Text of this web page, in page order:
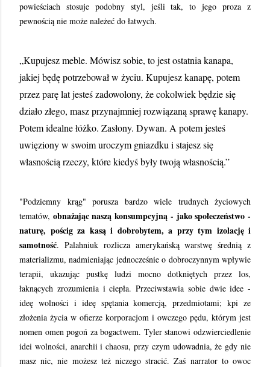
powieściach stosuje podobny styl, jeśli tak, to jego proza z
pewnością nie może należeć do łatwych.
„Kupujesz meble. Mówisz sobie, to jest ostatnia kanapa,
jakiej będę potrzebował w życiu. Kupujesz kanapę, potem
przez parę lat jesteś zadowolony, że cokolwiek będzie się
działo złego, masz przynajmniej rozwiązaną sprawę kanapy.
Potem idealne łóżko. Zasłony. Dywan. A potem jesteś
uwięziony w swoim uroczym gniazdku i stajesz się
własnością rzeczy, które kiedyś były twoją własnością.”
"Podziemny krąg" porusza bardzo wiele trudnych życiowych
tematów, obnażając naszą konsumpcyjną - jako społeczeństwo -
naturę, pościg za kasą i dobrobytem, a przy tym izolację i
samotność. Palahniuk rozlicza amerykańską warstwę średnią z
materializmu, nadmieniając jednocześnie o dobroczynnym wpływie
terapii, ukazując pustkę ludzi mocno dotkniętych przez los,
łaknących zrozumienia i ciepła. Przeciwstawia sobie dwie idee -
ideę wolności i ideę spętania komercją, przedmiotami; kpi ze
złożenia życia w ofierze korporacjom i owczego pędu, którym jest
nomen omen pogoń za bogactwem. Tyler stanowi odzwierciedlenie
idei wolności, anarchii i chaosu, przy czym udowadnia, że gdy nie
masz nic, nie możesz też niczego stracić. Zaś narrator to owoc